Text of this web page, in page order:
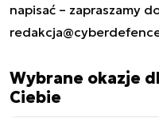
napisać – zapraszamy
Wybrane okazje
Ciebie